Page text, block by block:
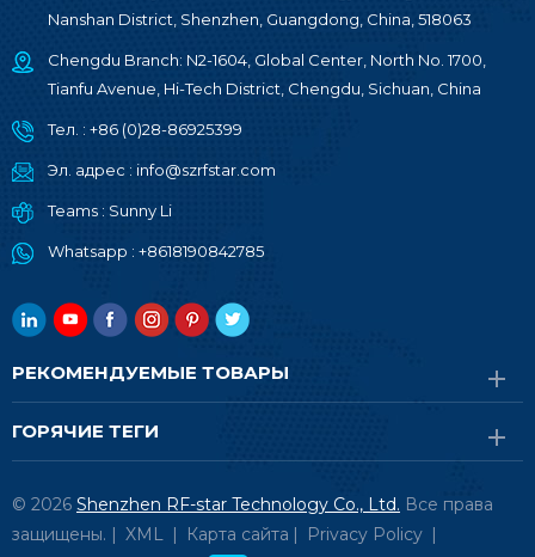
Nanshan District, Shenzhen, Guangdong, China, 518063
Chengdu Branch: N2-1604, Global Center, North No. 1700,
Tianfu Avenue, Hi-Tech District, Chengdu, Sichuan, China
Тел. : +86 (0)28-86925399
Эл. адрес : info@szrfstar.com
Teams : Sunny Li
Whatsapp : +8618190842785
РЕКОМЕНДУЕМЫЕ ТОВАРЫ
ГОРЯЧИЕ ТЕГИ
© 2026 Shenzhen RF-star Technology Co., Ltd. Все права
защищены. | XML | Карта сайта | Privacy Policy |